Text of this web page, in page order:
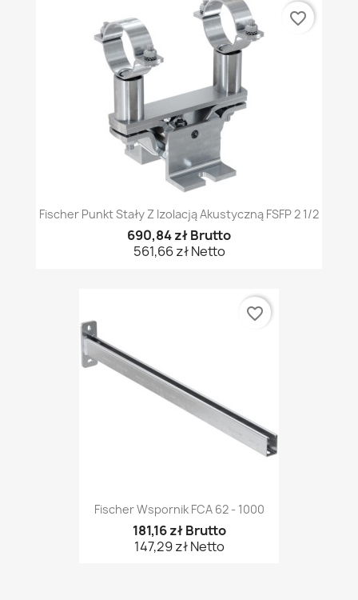
Fischer Punkt Stały Z Izolacją Akustyczną FSFP 2 1/2
690,84 zł Brutto
561,66 zł Netto
favorite_border
Fischer Wspornik FCA 62 - 1000
181,16 zł Brutto
147,29 zł Netto
favorite_border